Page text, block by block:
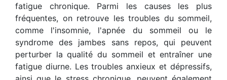
fatigue chronique. Parmi les causes les plus
fréquentes, on retrouve les troubles du sommeil,
comme l'insomnie, l'apnée du sommeil ou le
syndrome des jambes sans repos, qui peuvent
perturber la qualité du sommeil et entraîner une
fatigue diurne. Les troubles anxieux et dépressifs,